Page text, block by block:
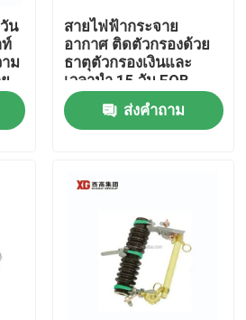
น
ม
สายไฟฟ้ากระจาย
อากาศ ติดตัวกรองด้วย
ธาตุตัวกรองเงินและ
เวลานํา 15 วัน FOB
ส่งคำถาม